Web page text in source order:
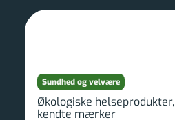
Sundhed og velvære
Økologiske
kendte mærker